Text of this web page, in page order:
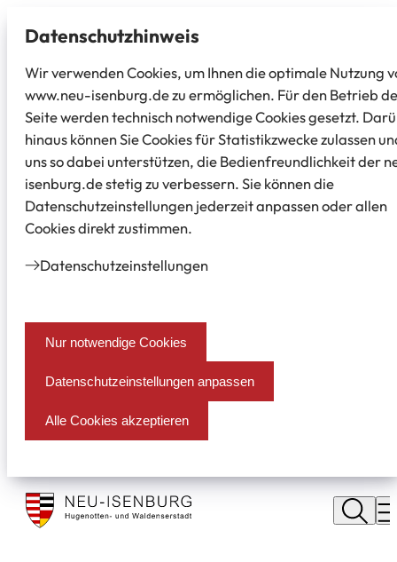
Datenschutz­hinweis
Wir verwenden Cookies, um Ihnen die optimale Nutzung
www.neu-isenburg.de zu ermöglichen. Für den Betrieb
Seite werden technisch notwendige Cookies gesetzt.
hinaus können Sie Cookies für Statistikzwecke zulassen
uns so dabei unterstützen, die Bedienfreundlichkeit der
isenburg.de stetig zu verbessern. Sie können die
Datenschutzeinstellungen jederzeit anpassen oder allen
Cookies direkt zustimmen.
Datenschutz­einstellungen
Nur notwendige Cookies
Datenschutzeinstellungen anpassen
Alle Cookies akzeptieren
Stadt
Neu
Isenburg